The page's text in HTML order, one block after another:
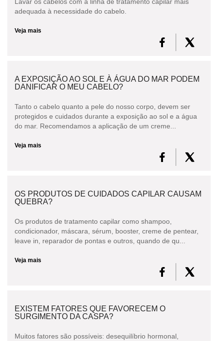
Lavar os cabelos com a linha de tratamento capilar mais
adequada à necessidade do cabelo.
Veja mais
A EXPOSIÇÃO AO SOL E À ÁGUA DO MAR PODEM
DANIFICAR O MEU CABELO?
Tanto o cabelo quanto a pele do nosso corpo, devem ser
protegidos e cuidados durante a exposição ao sol e a água
do mar. Recomendamos a aplicação de um creme...
Veja mais
OS PRODUTOS DE CUIDADOS CAPILAR CAUSAM
QUEBRA?
Os produtos de tratamento capilar como shampoo,
condicionador, máscara, sérum, booster, creme de pentear,
leave in, reparador de pontas e outros, quando de qu...
Veja mais
EXISTEM FATORES QUE FAVORECEM O
SURGIMENTO DA CASPA?
Muitos fatores são possíveis: desequilíbrio hormonal,